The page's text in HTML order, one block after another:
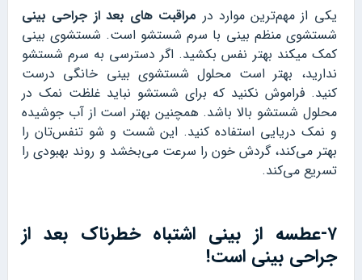
یکی از مهم‌ترین موارد در مراقبت های بعد از جراحی بینی
شستشوی منظم بینی با سرم شستشو است. شستشوی بینی
کمک میکند بهتر نفس بکشید. اگر دسترسی به سرم شستشو
ندارید، بهتر است محلول شستشوی بینی خانگی درست
کنید. فراموش نکنید که برای شستشو نباید غلظت نمک در
محلول شستشو بالا باشد. همچنین بهتر است از آب جوشیده
و نمک دریایی استفاده کنید. این شست و شو تنفس‌تان را
بهتر می‌کند، گردش خون را سرعت می‌بخشد و روند بهبودی را
تسریع می‌کند.
۷-عطسه از بینی اشتباه خطرناک بعد از
جراحی بینی است!